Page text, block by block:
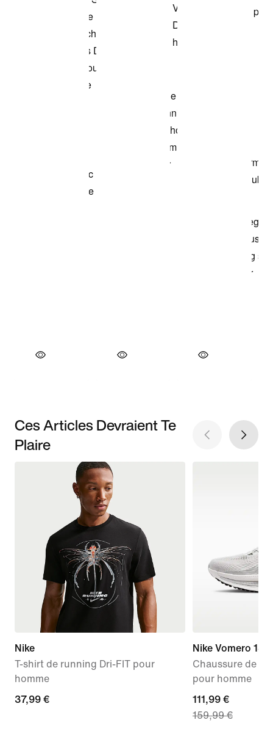
Ces Articles Devraient Te
Plaire
Nike
T-shirt de running Dri-FIT pour
homme
37,99 €
37,99 €
Nike Vomero 18
Chaussure de
pour homme
current
price
111,99 €
159,99 €